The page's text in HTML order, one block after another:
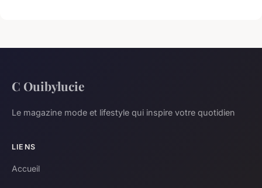
C Ouibylucie
Le magazine mode et lifestyle qui inspire votre quotidien
LIENS
Accueil